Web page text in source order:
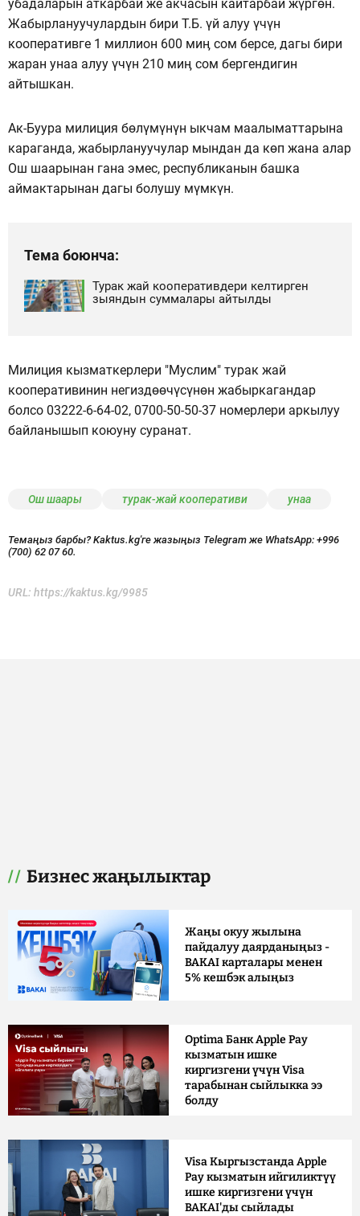
убадаларын аткарбай же акчасын кайтарбай жүргөн.
Жабырлануучулардын бири Т.Б. үй алуу үчүн
кооперативге 1 миллион 600 миӊ сом берсе, дагы бири
жаран унаа алуу үчүн 210 миӊ сом бергендигин
айтышкан.
Ак-Буура милиция бөлүмүнүн ыкчам маалыматтарына
караганда, жабырлануучулар мындан да көп жана алар
Ош шаарынан гана эмес, республиканын башка
аймактарынан дагы болушу мүмкүн.
Тема боюнча:
Турак жай кооперативдери келтирген
зыяндын суммалары айтылды
Милиция кызматкерлери "Муслим" турак жай
кооперативинин негиздөөчүсүнөн жабыркагандар
болсо 03222-6-64-02, 0700-50-50-37 номерлери аркылуу
байланышып коюуну суранат.
Ош шаары турак-жай кооперативи унаа
Темаңыз барбы? Kaktus.kg'ге жазыңыз Telegram же WhatsApp: +996
(700) 62 07 60.
URL: https://kaktus.kg/9985
Бизнес жаңылыктар
Жаңы окуу жылына
пайдалуу даярданыңыз -
BAKAI карталары менен
5% кешбэк алыңыз
Optima Банк Apple Pay
кызматын ишке
киргизгени үчүн Visa
тарабынан сыйлыкка ээ
болду
Visa Кыргызстанда Apple
Pay кызматын ийгиликтүү
ишке киргизгени үчүн
BAKAI'ды сыйлады